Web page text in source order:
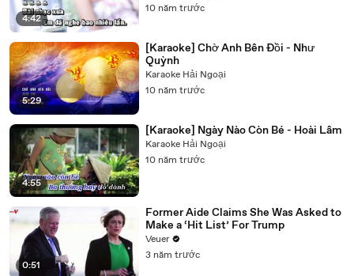
4:42
10 năm trước
5:29
[Karaoke] Chờ Anh Bên Đồi - Như
Quỳnh
Karaoke Hải Ngoại
10 năm trước
4:55
[Karaoke] Ngày Nào Còn Bé - Hoài Lâm
Karaoke Hải Ngoại
10 năm trước
0:51
Former Aide Claims She Was Asked to
Make a ‘Hit List’ For Trump
Veuer
3 năm trước